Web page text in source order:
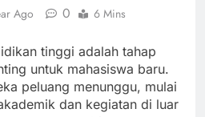
Ago 0 6 Mins
tinggi adalah tahap
untuk mahasiswa baru.
peluang menunggu, mulai
dan kegiatan di luar